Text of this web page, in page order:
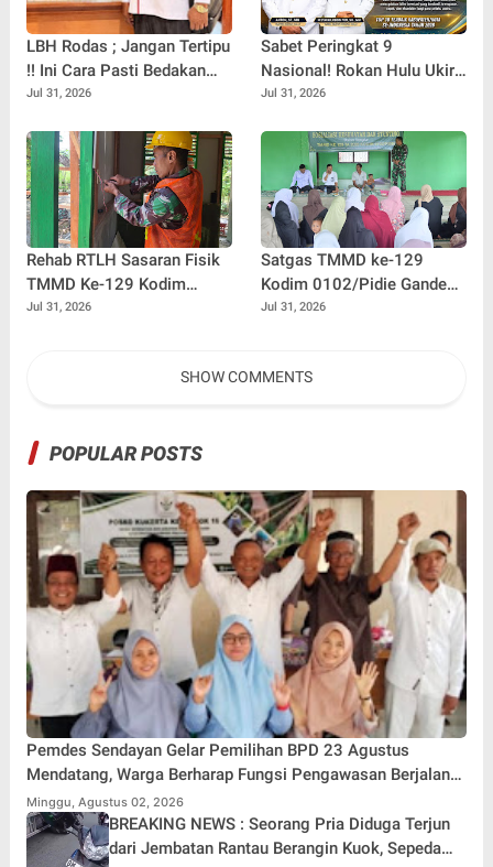
LBH Rodas ; Jangan Tertipu
!! Ini Cara Pasti Bedakan
F.SPTI Asli Dan F.SPTI Yang
Jul 31, 2026
Sabet Peringkat 9
Nasional! Rokan Hulu Ukir
Prestasi Gemilang dalam
Kemudahan Berusaha 2026
Jul 31, 2026
Rehab RTLH Sasaran Fisik
TMMD Ke-129 Kodim
0102/Pidie Berlanjut,
Jul 31, 2026
Satgas TMMD ke-129
Kodim 0102/Pidie Gandeng
Dinas Sosial Edukasi Warga
Jul 31, 2026
SHOW COMMENTS
POPULAR POSTS
Pemdes Sendayan Gelar Pemilihan BPD 23 Agustus
Mendatang, Warga Berharap Fungsi Pengawasan Berjalan
Maksimal
Minggu, Agustus 02, 2026
BREAKING NEWS : Seorang Pria Diduga Terjun
dari Jembatan Rantau Berangin Kuok, Sepeda